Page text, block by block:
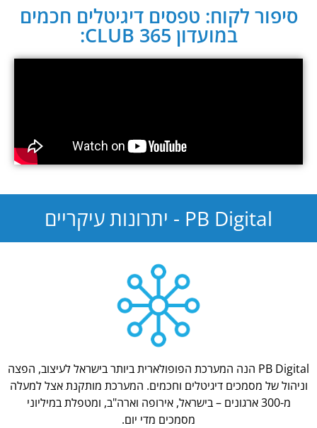
סיפור לקוח: טפסים דיגיטלים חכמים
במועדון CLUB 365:
PB Digital - יתרונות עיקריים
PB Digital הנה המערכת הפופולארית ביותר בישראל לעיצוב, הפצה
וניהול של מסמכים דיגיטלים וחכמים. המערכת מותקנת אצל למעלה
מ-300 ארגונים – בישראל, אירופה וארה"ב, ומטפלת במיליוני
מסמכים מדי יום.